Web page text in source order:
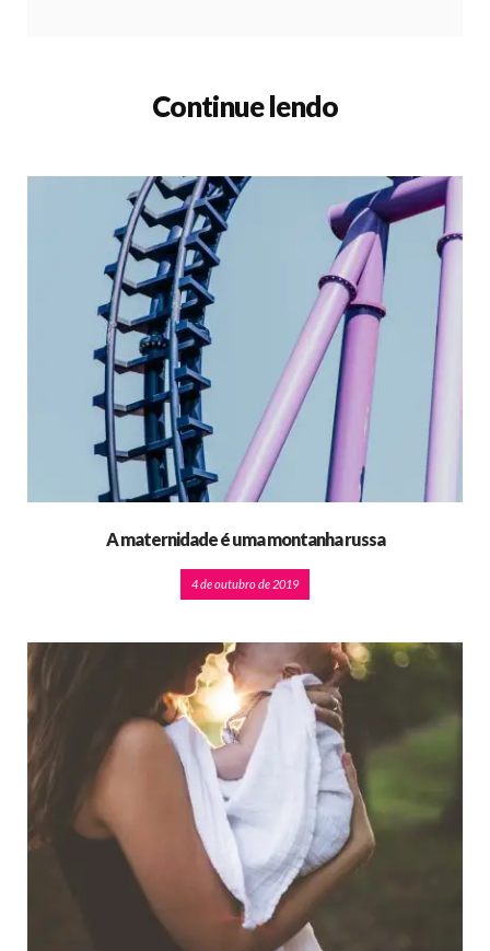
Continue lendo
A maternidade é uma montanha russa
4 de outubro de 2019